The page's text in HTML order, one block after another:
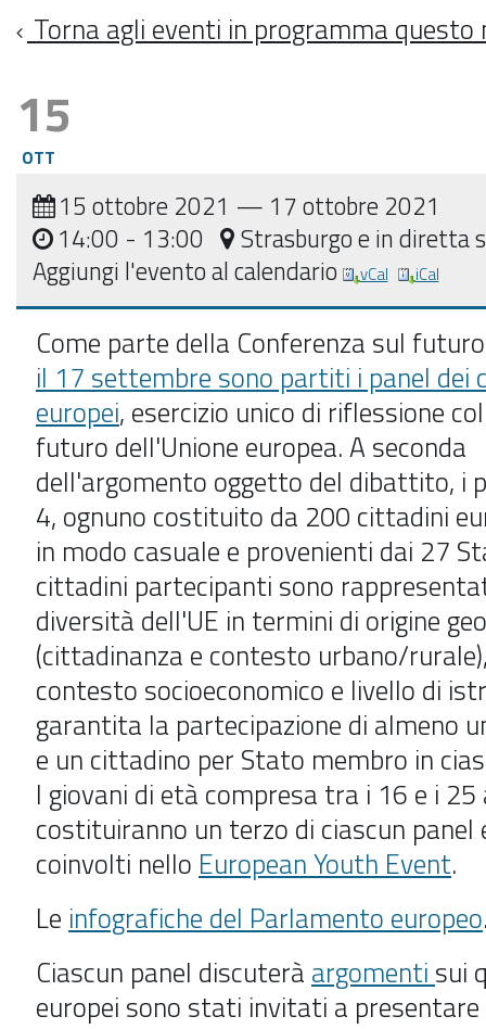
Torna agli eventi in programma questo
15
OTT
15 ottobre 2021 — 17 ottobre 2021
14:00 - 13:00
Strasburgo e in diretta
Aggiungi l'evento al calendario
vCal iCal
Come parte della Conferenza sul
il 17 settembre sono partiti i panel dei
europei, esercizio unico di riflessione
futuro dell'Unione europea. A seconda
dell'argomento oggetto del dibattito, i
4, ognuno costituito da 200 cittadini
in modo casuale e provenienti dai 27
cittadini partecipanti sono
diversità dell'UE in termini di origine
(cittadinanza e contesto urbano/
contesto socioeconomico e livello di
garantita la partecipazione di almeno
e un cittadino per Stato membro in
I giovani di età compresa tra i 16 e i 25
costituiranno un terzo di ciascun panel
coinvolti nello European Youth Event.
Le infografiche del Parlamento europeo
Ciascun panel discuterà argomenti sui
europei sono stati invitati a presentare